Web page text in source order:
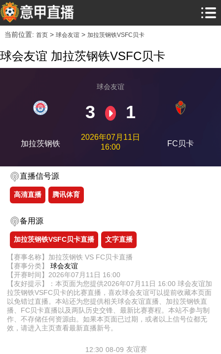
当前位置: 首页> 球会友谊> 加拉茨钢铁VSFC贝卡
球会友谊 加拉茨钢铁VSFC贝卡
加拉茨钢铁
球会友谊
3 1
2026年07月11日
16:00
FC贝卡
直播信号源
高清直播 腾讯体育
备用源
加拉茨钢铁VSFC贝卡直播 文字直播
【赛事名称】加拉茨钢铁 VS FC贝卡直播
【赛事分类】 球会友谊
【开赛时间】2026年07月11日 16:00
【友好提示】：本页面为您提供2026年07月11日 16:00 球会友谊加
拉茨钢铁VSFC贝卡的比赛直播，喜欢球会友谊可以提前收藏本页面
以免错过直播。本站还为您提供相关球会友谊直播、加拉茨钢铁直
播、FC贝卡直播以及两队历史交锋、最新比赛赛程。本站不参与制
作、不存储任何资源由。如果本页面已过期，或者以上信号位都无
效，请进入主页查看最新直播新号。
08-09
12:30 友谊赛